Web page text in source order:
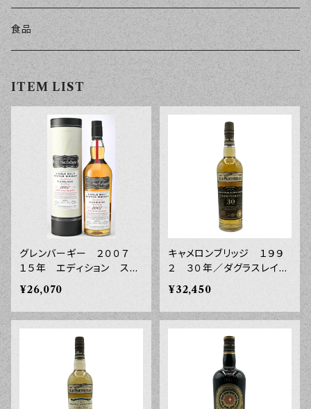
フランス他
ノンアルコール
食品
ITEM LIST
グレンバーギー ２００７
１５年 エディション スピ
リッツ ファースト エディ
ションズ ５４．７° ７００
ｍｌ
¥26,070
キャメロンブリッジ １９９
２ ３０年／ダグラスレイ
ン オールドパティキュラ
ー ４８.２° ７００ｍｌ
¥32,450